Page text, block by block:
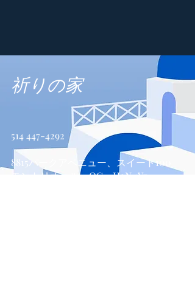
祈りの家
514 447-4292
8815パークアベニュー、スイート100
モントリオール、QC、H2N 1Y7